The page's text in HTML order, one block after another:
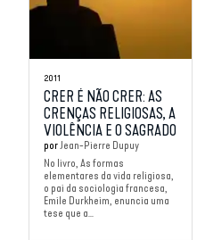
2011
CRER É NÃO CRER: AS
CRENÇAS RELIGIOSAS, A
VIOLÊNCIA E O SAGRADO
porJean-Pierre Dupuy
No livro, As formas
elementares da vida religiosa,
o pai da sociologia francesa,
Emile Durkheim, enuncia uma
tese que a...